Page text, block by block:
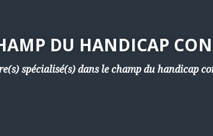
DU HANDICAP
spécialisé(s) dans le champ du handicap